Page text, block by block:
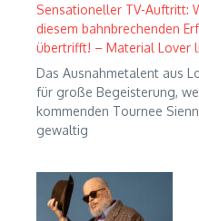
Sensationeller TV-Auftritt:
diesem bahnbrechenden
übertrifft! – Material Lover
Das Ausnahmetalent aus
für große Begeisterung,
kommenden Tournee
gewaltig